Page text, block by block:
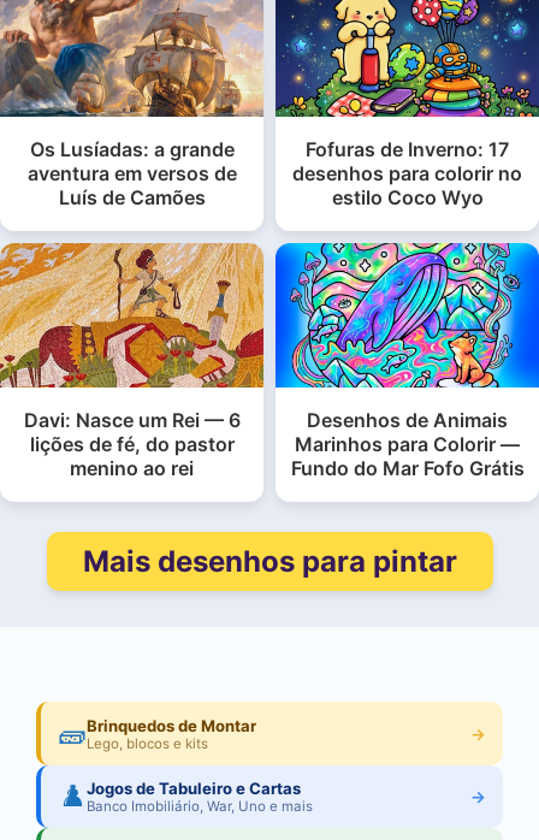
Os Lusíadas: a grande
aventura em versos de
Luís de Camões
Fofuras de Inverno: 17
desenhos para colorir no
estilo Coco Wyo
Davi: Nasce um Rei — 6
lições de fé, do pastor
menino ao rei
Desenhos de Animais
Marinhos para Colorir —
Fundo do Mar Fofo Grátis
Mais desenhos para pintar
🧱Brinquedos de Montar
Lego, blocos e kits →
♟️Jogos de Tabuleiro e Cartas
Banco Imobiliário, War, Uno e mais →